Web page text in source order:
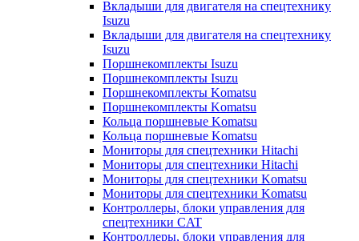
Вкладыши для двигателя на спецтехнику
Isuzu
Вкладыши для двигателя на спецтехнику
Isuzu
Поршнекомплекты Isuzu
Поршнекомплекты Isuzu
Поршнекомплекты Komatsu
Поршнекомплекты Komatsu
Кольца поршневые Komatsu
Кольца поршневые Komatsu
Мониторы для спецтехники Hitachi
Мониторы для спецтехники Hitachi
Мониторы для спецтехники Komatsu
Мониторы для спецтехники Komatsu
Контроллеры, блоки управления для
спецтехники CAT
Контроллеры, блоки управления для